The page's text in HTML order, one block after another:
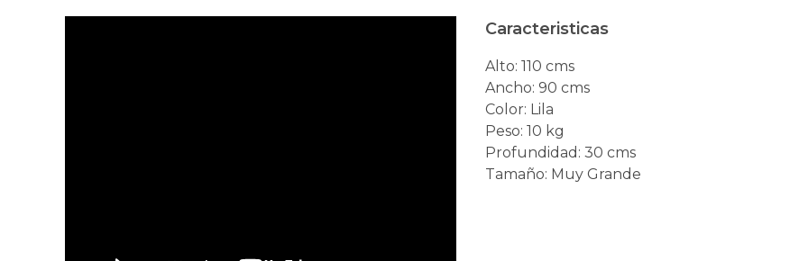
Caracteristicas
Alto: 110 cms
Ancho: 90 cms
Color: Lila
Peso: 10 kg
Profundidad : 30 cms
Tamaño: Muy Grande